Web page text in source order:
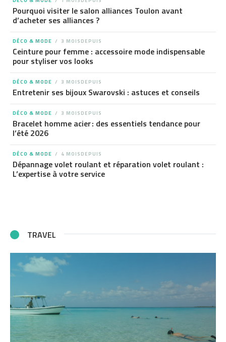
Pourquoi visiter le salon alliances Toulon avant
d’acheter ses alliances ?
DÉCO & MODE 3 MOISDEPUIS
Ceinture pour femme : accessoire mode indispensable
pour styliser vos looks
DÉCO & MODE 3 MOISDEPUIS
Entretenir ses bijoux Swarovski : astuces et conseils
DÉCO & MODE 3 MOISDEPUIS
Bracelet homme acier : des essentiels tendance pour
l’été 2026
DÉCO & MODE 4 MOISDEPUIS
Dépannage volet roulant et réparation volet roulant :
L’expertise à votre service
TRAVEL